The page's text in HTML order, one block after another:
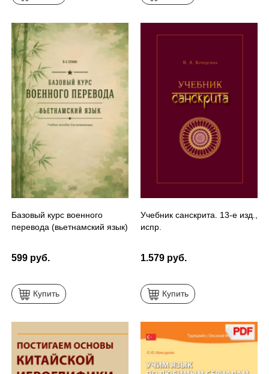
Базовый курс военного
перевода (вьетнамский язык)
599 руб.
Купить
Учебник санскрита. 13-е изд.,
испр.
1.579 руб.
Купить